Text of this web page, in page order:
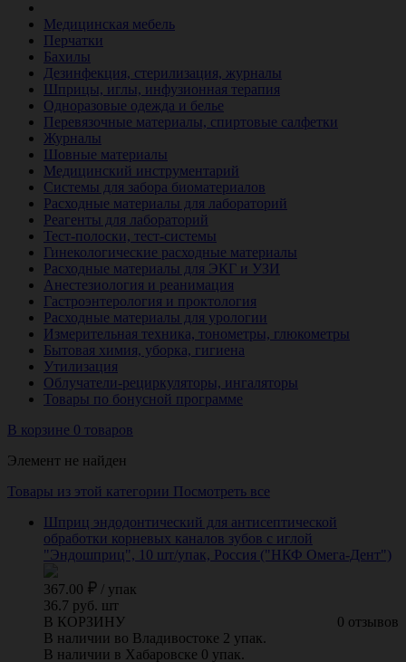
Медицинская мебель
Перчатки
Бахилы
Дезинфекция, стерилизация, журналы
Шприцы, иглы, инфузионная терапия
Одноразовые одежда и белье
Перевязочные материалы, спиртовые салфетки
Журналы
Шовные материалы
Медицинский инструментарий
Системы для забора биоматериалов
Расходные материалы для лабораторий
Реагенты для лабораторий
Тест-полоски, тест-системы
Гинекологические расходные материалы
Расходные материалы для ЭКГ и УЗИ
Анестезиология и реанимация
Гастроэнтерология и проктология
Расходные материалы для урологии
Измерительная техника, тонометры, глюкометры
Бытовая химия, уборка, гигиена
Утилизация
Облучатели-рециркуляторы, ингаляторы
Товары по бонусной программе
В корзине 0 товаров
Элемент не найден
Товары из этой категории Посмотреть все
Шприц эндодонтический для антисептической
обработки корневых каналов зубов с иглой
"Эндошприц", 10 шт/упак, Россия ("НКФ Омега-Дент")
367.00 / упак
36.7 руб. шт
0 отзывов
В КОРЗИНУ
В наличии во Владивостоке 2 упак.
В наличии в Хабаровске 0 упак.